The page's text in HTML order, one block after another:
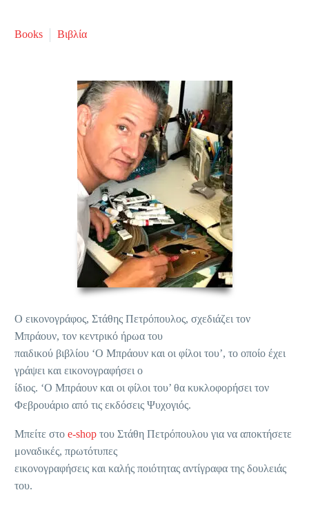
Books Βιβλία
Ο εικονογράφος, Στάθης Πετρόπουλος, σχεδιάζει τον
Μπράουν, τον κεντρικό ήρωα του
παιδικού βιβλίου ‘Ο Μπράουν και οι φίλοι του’, το οποίο έχει
γράψει και εικονογραφήσει ο
ίδιος. ‘Ο Μπράουν και οι φίλοι του’ θα κυκλοφορήσει τον
Φεβρουάριο από τις εκδόσεις Ψυχογιός.
Μπείτε στο e-shop του Στάθη Πετρόπουλου για να αποκτήσετε
μοναδικές, πρωτότυπες
εικονογραφήσεις και καλής ποιότητας αντίγραφα της δουλειάς
του.